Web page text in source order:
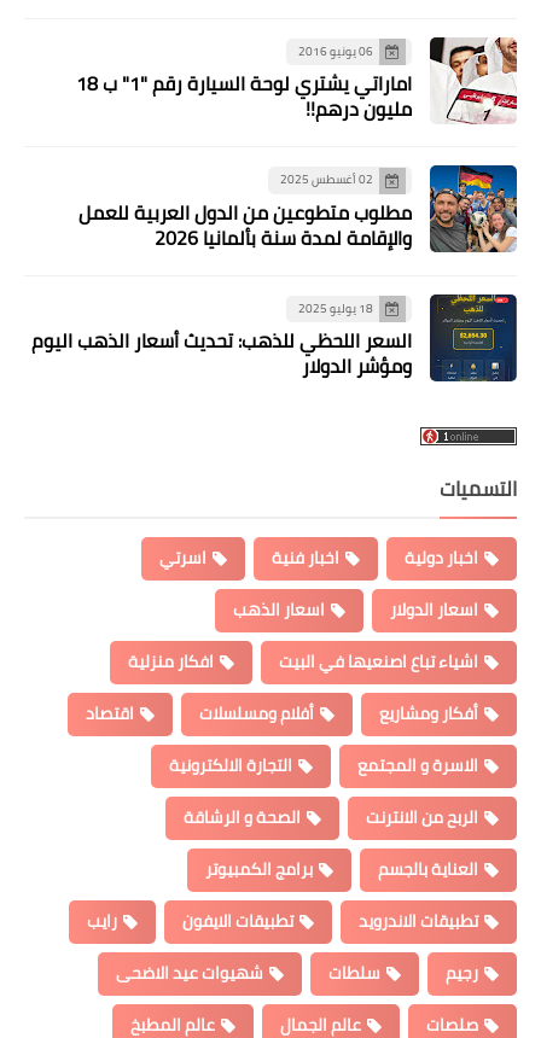
06 يونيو 2016
اماراتي يشتري لوحة السيارة رقم "1" ب 18
مليون درهم!!
02 أغسطس 2025
مطلوب متطوعين من الدول العربية للعمل
والإقامة لمدة سنة بألمانيا 2026
18 يوليو 2025
السعر اللحظي للذهب: تحديث أسعار الذهب اليوم
ومؤشر الدولار
التسميات
اخبار دولية اخبار فنية
اسرتي
اسعار الدولار
اسعار الذهب
اشياء تباع اصنعيها في البيت
افكار منزلية
أفكار ومشاريع
أفلام ومسلسلات
اقتصاد
الاسرة و المجتمع
التجارة الالكترونية
الربح من الانترنت
الصحة و الرشاقة
العناية بالجسم
برامج الكمبيوتر
تطبيقات الاندرويد
تطبيقات الايفون
رايب
رجيم
سلطات
شهيوات عيد الاضحى
صلصات
عالم الجمال عالم المطبخ